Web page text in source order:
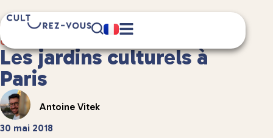
Culture
6 minute(s) de lecture
Les jardins culturels à
Paris
Antoine Vitek
30 mai 2018